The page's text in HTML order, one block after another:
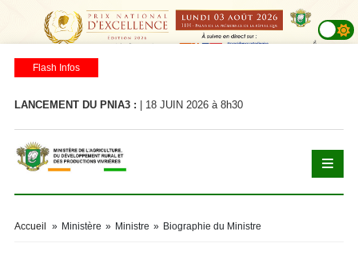
Flash Infos
LANCEMENT DU PNIA3 : | 18 JUIN 2026 à 8h30
Accueil » Ministère » Ministre » Biographie du Ministre